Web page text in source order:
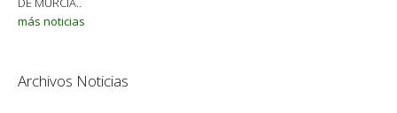
más noticias
Archivos Noticias